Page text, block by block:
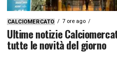
CALCIOMERCATO 7 ore ago
Ultime notizie
tutte le novità del giorno